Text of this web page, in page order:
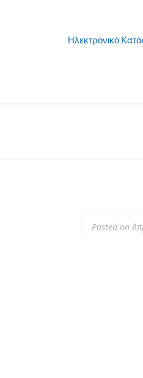
Ηλεκτρονικό
Posted on